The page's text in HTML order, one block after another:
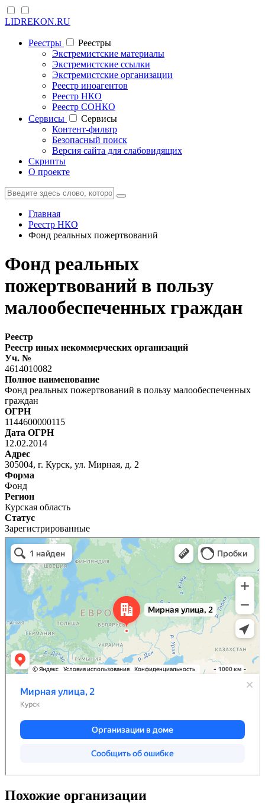
LIDREKON.RU
Реестры
Реестры
Экстремистские материалы
Экстремистские ссылки
Экстремистские организации
Реестр иноагентов
Реестр НКО
Реестр СОНКО
Cервисы
Cервисы
Контент-фильтр
Безопасный поиск
Версия сайта для слабовидящих
Скрипты
О проекте
Главная
Реестр НКО
Фонд реальных пожертвований
Фонд реальных
пожертвований в пользу
малообеспеченных граждан
Реестр
Реестр иных некоммерческих организаций
Уч. №
4614010082
Полное наименование
Фонд реальных пожертвований в пользу малообеспеченных
граждан
ОГРН
1144600000115
Дата ОГРН
12.02.2014
Адрес
305004, г. Курск, ул. Мирная, д. 2
Форма
Фонд
Регион
Курская область
Статус
Зарегистрированные
Похожие организации